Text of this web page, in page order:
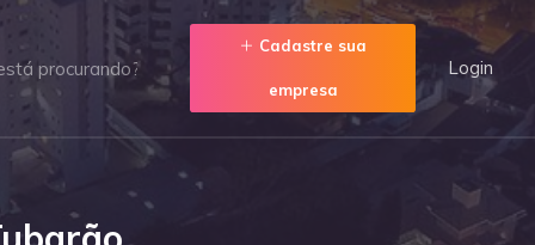
Cadastre sua
empresa
Login